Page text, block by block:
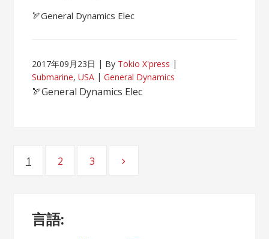
🏹General Dynamics Elec
2017年09月23日 By Tokio X'press
Submarine,USA General Dynamics
🏹General Dynamics Elec
Posts
Page
1 Page
2 Page
3
言語: